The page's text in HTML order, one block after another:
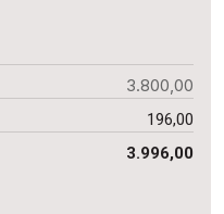
3.800,00
196,00
3.996,00